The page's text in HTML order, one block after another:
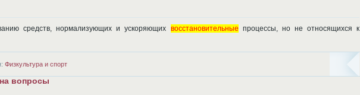
средств, нормализующих и ускоряющих восстановительные процессы, но не относящихся к
Физкультура и спорт
вопросы